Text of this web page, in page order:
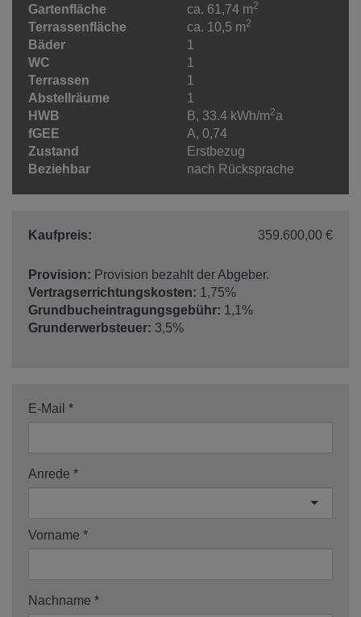
Gartenfläche ca. 61,74 m2
Terrassenfläche ca. 10,5 m2
Bäder
1
WC
1
Terrassen
1
Abstellräume
1
HWB
B, 33.4 kWh/m2a
fGEE
A, 0,74
Zustand
Erstbezug
Beziehbar
nach Rücksprache
Kaufpreis: 359.600,00 €
Provision: Provision bezahlt der Abgeber.
Vertragserrichtungskosten: 1,75%
Grundbucheintragungsgebühr: 1,1%
Grunderwerbsteuer: 3,5%
E-Mail
Anrede
Vorname
Nachname